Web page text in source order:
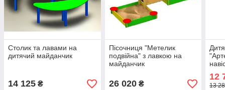
Столик та лавами на
дитячий майданчик
14 125 ₴
Пісочниця "Метелик
подвійна" з лавкою на
майданчик
26 020₴
12
13